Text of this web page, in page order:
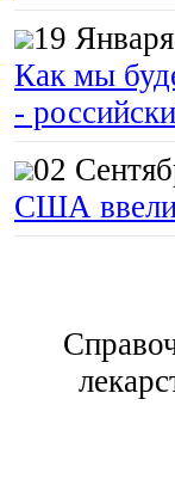
19
Как мы
-
02
США ввели